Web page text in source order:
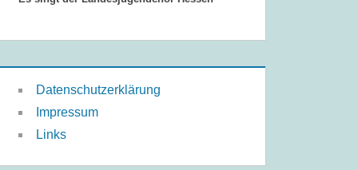
Datenschutzerklärung
Impressum
Links